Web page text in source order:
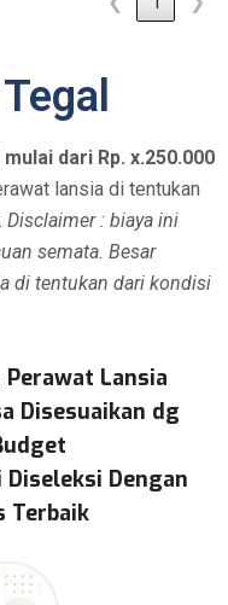
mulai dari Rp. x.250.000
lansia di tentukan
Disclaimer : biaya ini
semata. Besar
di tentukan dari kondisi
Perawat Lansia
Disesuaikan dg
Dengan
Terbaik